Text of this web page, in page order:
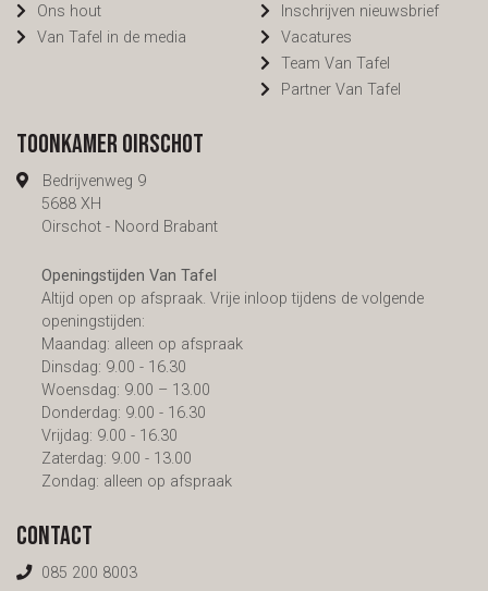
Ons hout
Van Tafel in de media
Inschrijven nieuwsbrief
Vacatures
Team Van Tafel
Partner Van Tafel
Toonkamer Oirschot
Bedrijvenweg 9
5688 XH
Oirschot - Noord Brabant
Openingstijden Van Tafel
Altijd open op afspraak. Vrije inloop tijdens de volgende
openingstijden:
Maandag: alleen op afspraak
Dinsdag: 9.00 - 16.30
Woensdag: 9.00 – 13.00
Donderdag: 9.00 - 16.30
Vrijdag: 9.00 - 16.30
Zaterdag: 9.00 - 13.00
Zondag: alleen op afspraak
Contact
085 200 8003